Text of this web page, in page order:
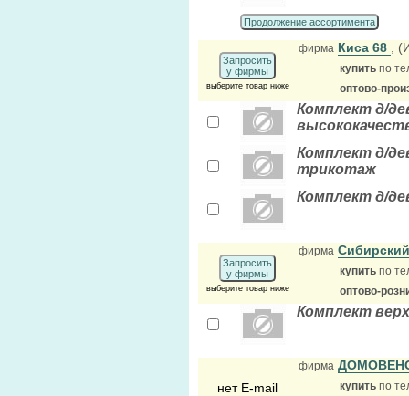
Продолжение ассортимента
Запросить
у фирмы
выберите товар ниже
фирма Киса 68 ,
купить по
оптово-
Комплект д/
Комплект д/
трикотаж
Комплект д/
Запросить
у фирмы
выберите товар ниже
фирма
купить по
оптово-
Комплект
нет E-mail
фирма
купить по